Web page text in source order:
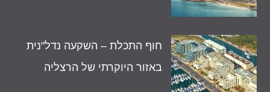
חוף התכלת – השקעה נדל"נית
באזור היוקרתי של הרצליה